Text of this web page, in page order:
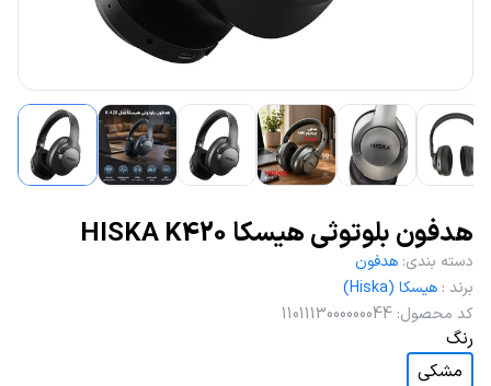
هدفون بلوتوثی هیسکا HISKA K420
دسته بندی: هدفون
برند : هیسکا (Hiska)
کد محصول:
1101113000000044
رنگ
مشکی